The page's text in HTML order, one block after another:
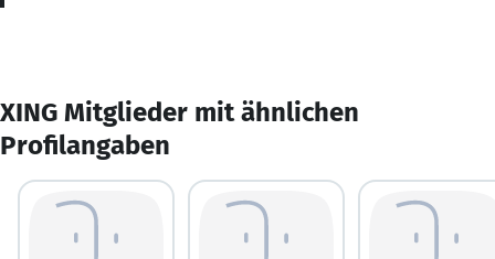
XING Mitglieder mit ähnlichen
Profilangaben